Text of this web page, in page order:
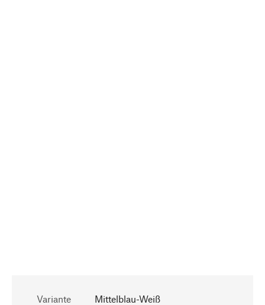
Variante Mittelblau-Weiß